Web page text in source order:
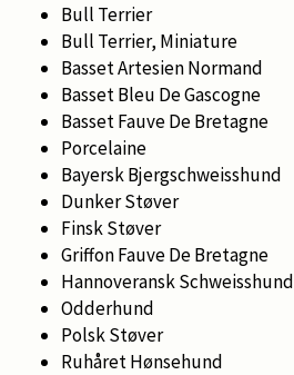
Bull Terrier
Bull Terrier, Miniature
Basset Artesien Normand
Basset Bleu De Gascogne
Basset Fauve De Bretagne
Porcelaine
Bayersk Bjergschweisshund
Dunker Støver
Finsk Støver
Griffon Fauve De Bretagne
Hannoveransk Schweisshund
Odderhund
Polsk Støver
Ruhåret Hønsehund